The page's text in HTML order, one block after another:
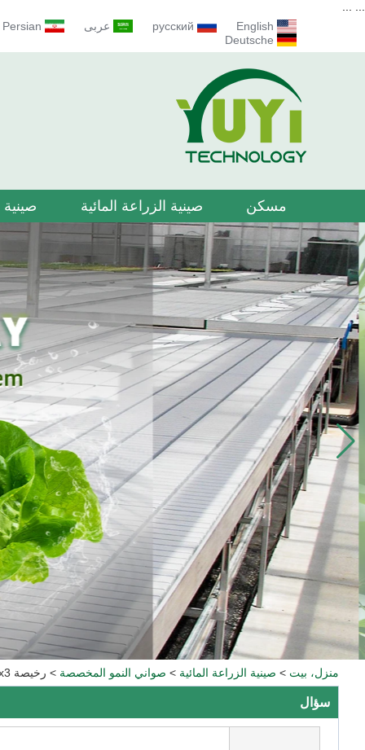
English
русский عربى
Persian
Deutsche
مسكن صينية الزراعة المائية صينية
منزل، بيت > صينية الزراعة المائية > صواني النمو المخصصة > رخيصة HIPS Plastic Hydro Farm 3x3 نباتات تنمو صينية استنزاف مائية للبيع
سؤال